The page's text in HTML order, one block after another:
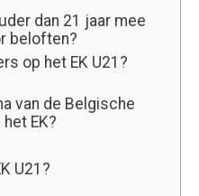
dan 21 jaar mee
beloften?
op het EK U21?
van de Belgische
EK?
U21?